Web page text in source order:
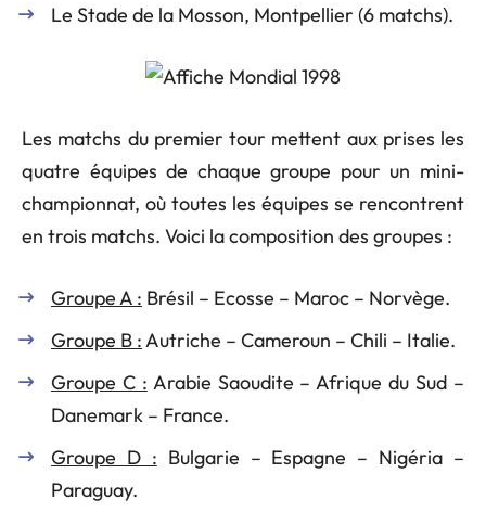
Le Stade de la Mosson, Montpellier (6 matchs).
Les matchs du premier tour mettent aux prises les
quatre équipes de chaque groupe pour un mini-
championnat, où toutes les équipes se rencontrent
en trois matchs. Voici la composition des groupes :
Groupe A : Brésil – Ecosse – Maroc – Norvège.
Groupe B :Autriche – Cameroun – Chili – Italie.
Groupe C : Arabie Saoudite – Afrique du Sud –
Danemark – France.
Groupe D : Bulgarie – Espagne – Nigéria –
Paraguay.